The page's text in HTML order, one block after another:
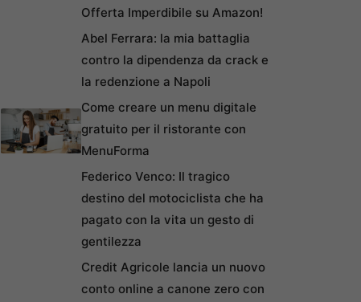
Offerta Imperdibile su Amazon!
Abel Ferrara: la mia battaglia
contro la dipendenza da crack e
la redenzione a Napoli
Come creare un menu digitale
gratuito per il ristorante con
MenuForma
Federico Venco: Il tragico
destino del motociclista che ha
pagato con la vita un gesto di
gentilezza
Credit Agricole lancia un nuovo
conto online a canone zero con